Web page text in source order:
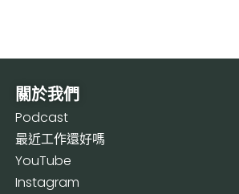
關於我們
Podcast
最近工作還好嗎
YouTube
Instagram